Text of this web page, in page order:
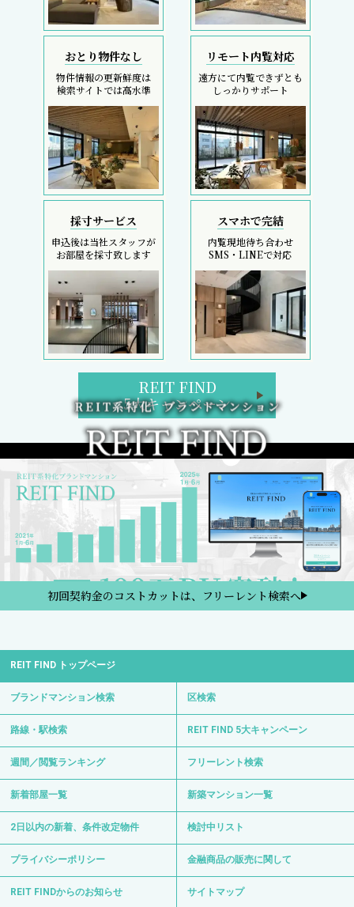
おとり物件なし
物件情報の更新鮮度は
検索サイトでは高水準
リモート内覧対応
遠方にて内覧できずとも
しっかりサポート
採寸サービス
申込後は当社スタッフが
お部屋を採寸致します
スマホで完結
内覧現地待ち合わせ
SMS・LINEで対応
REIT FIND
5大キャンペーン
初回契約金のコストカットは、フリーレント検索へ
REIT FIND トップページ
ブランドマンション検索 区検索
路線・駅検索 REIT FIND 5大キャンペーン
週間／閲覧ランキング フリーレント検索
新着部屋一覧 新築マンション一覧
2日以内の新着、条件改定物件 検討中リスト
プライバシーポリシー 金融商品の販売に関して
REIT FINDからのお知らせ サイトマップ